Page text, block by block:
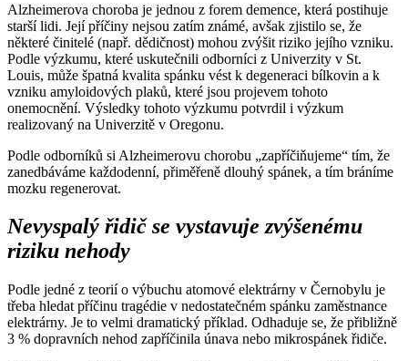
Alzheimerova choroba je jednou z forem demence, která postihuje
starší lidi. Její příčiny nejsou zatím známé, avšak zjistilo se, že
některé činitelé (např. dědičnost) mohou zvýšit riziko jejího vzniku.
Podle výzkumu, které uskutečnili odborníci z Univerzity v St.
Louis, může špatná kvalita spánku vést k degeneraci bílkovin a k
vzniku amyloidových plaků, které jsou projevem tohoto
onemocnění. Výsledky tohoto výzkumu potvrdil i výzkum
realizovaný na Univerzitě v Oregonu.
Podle odborníků si Alzheimerovu chorobu „zapříčiňujeme“ tím, že
zanedbáváme každodenní, přiměřeně dlouhý spánek, a tím bráníme
mozku regenerovat.
Nevyspalý řidič se vystavuje zvýšenému
riziku nehody
Podle jedné z teorií o výbuchu atomové elektrárny v Černobylu je
třeba hledat příčinu tragédie v nedostatečném spánku zaměstnance
elektrárny. Je to velmi dramatický příklad. Odhaduje se, že přibližně
3 % dopravních nehod zapříčinila únava nebo mikrospánek řidiče.